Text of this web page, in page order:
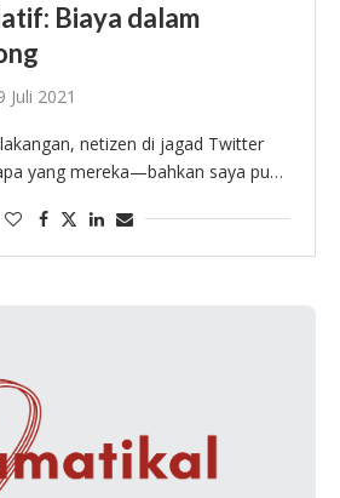
Biaya dalam
Juli 2021
netizen di jagad Twitter
yang mereka—bahkan saya pun
tahu, kurva mortalitas akibat